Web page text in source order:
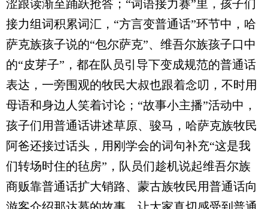
涩跟读渐至踊跃抢答；“词语接力赛”里，孩子们
接力组词积累词汇，“方言变普通话”环节中，哈
萨克族孩子说的“包尔萨克”、维吾尔族孩子口中
的“皮芽子”，都在队员引导下变成规范的普通话
表达，一旁围观的牧民大叔也跟着念叨，不时用
母语和身边人笑着讨论；“故事小主播”活动中，
孩子们用普通话讲述草原、骏马，哈萨克族牧民
阿爸还接过话头，用刚学会的词句补充“这是我
们转场时住的毡房”，队员们趁机说起维吾尔族
商贩靠普通话扩大销路、蒙古族牧民用普通话向